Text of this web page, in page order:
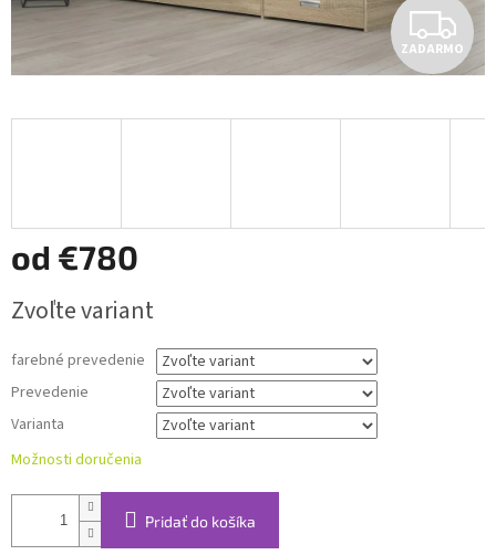
Z
A
D
ZADARMO
od €780
cena:
Zvoľte variant
farebné prevedenie
Prevedenie
Varianta
Možnosti doručenia
Pridať do košíka